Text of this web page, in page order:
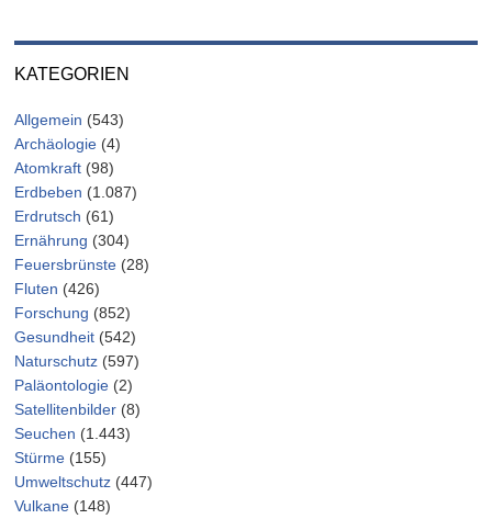
KATEGORIEN
Allgemein (543)
Archäologie (4)
Atomkraft (98)
Erdbeben (1.087)
Erdrutsch (61)
Ernährung (304)
Feuersbrünste (28)
Fluten (426)
Forschung (852)
Gesundheit (542)
Naturschutz (597)
Paläontologie (2)
Satellitenbilder (8)
Seuchen (1.443)
Stürme (155)
Umweltschutz (447)
Vulkane (148)